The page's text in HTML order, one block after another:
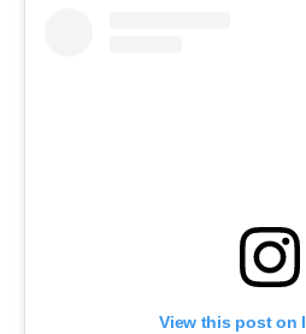
View this post on